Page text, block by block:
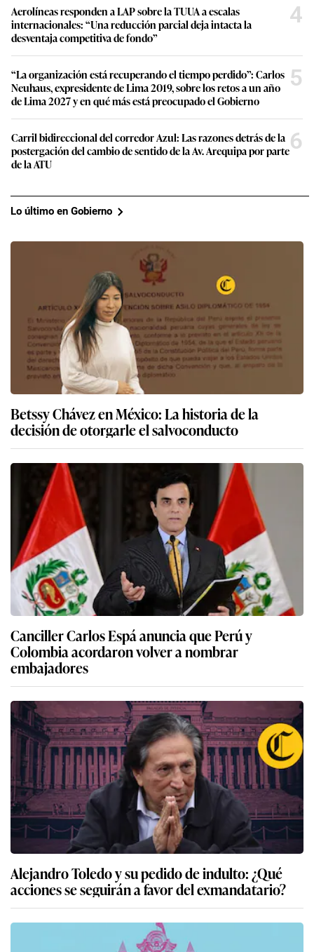
Aerolíneas responden a LAP sobre la TUUA a escalas
internacionales: “Una reducción parcial deja intacta la
desventaja competitiva de fondo”
4
“La organización está recuperando el tiempo perdido”: Carlos
Neuhaus, expresidente de Lima 2019, sobre los retos a un año
de Lima 2027 y en qué más está preocupado el Gobierno
5
Carril bidireccional del corredor Azul: Las razones detrás de la
postergación del cambio de sentido de la Av. Arequipa por parte
de la ATU
6
Lo último en Gobierno
Betssy Chávez en México: La historia de la
decisión de otorgarle el salvoconducto
Canciller Carlos Espá anuncia que Perú y
Colombia acordaron volver a nombrar
embajadores
Alejandro Toledo y su pedido de indulto: ¿Qué
acciones se seguirán a favor del exmandatario?